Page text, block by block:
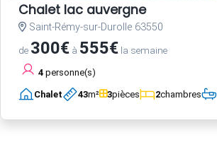
Chalet lac auvergne
Saint-Rémy-sur-Durolle 63550
de 300€ à 555€ la semaine
4 personne(s)
Chalet 43m² 3pièces 2chambres